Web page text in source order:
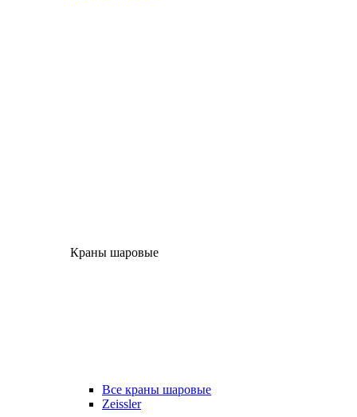
Краны шаровые
Все краны шаровые
Zeissler